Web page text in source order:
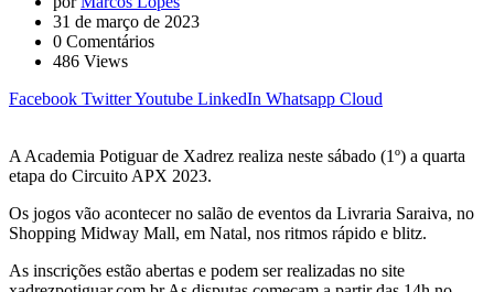
31 de março de 2023
0 Comentários
486 Views
Facebook TwitterYoutube LinkedIn Whatsapp Cloud
A Academia Potiguar de Xadrez realiza neste sábado (1º) a quarta
etapa do Circuito APX 2023.
Os jogos vão acontecer no salão de eventos da Livraria Saraiva, no
Shopping Midway Mall, em Natal, nos ritmos rápido e blitz.
As inscrições estão abertas e podem ser realizadas no site